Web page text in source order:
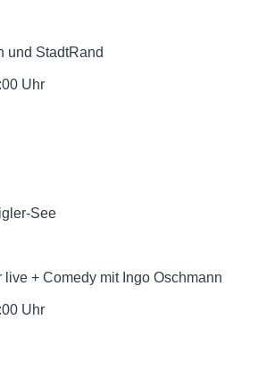
und StadtRand
Uhr
See
+ Comedy mit Ingo Oschmann
Uhr